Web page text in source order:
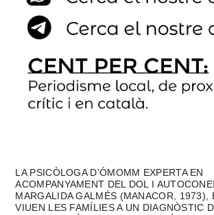
LA PSICÒLOGA D’ÓMOMM EXPERTA EN
ACOMPANYAMENT DEL DOL I
MARGALIDA GALMÉS (MANACOR, 1973),
VIUEN LES FAMÍLIES A UN DIAGNÒSTIC